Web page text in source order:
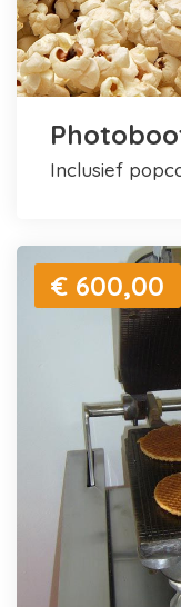
inclusief
€ 600,00